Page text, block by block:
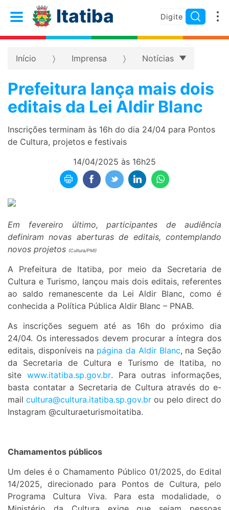
Itatiba
Início Imprensa Notícias
Prefeitura lança mais dois
editais da Lei Aldir Blanc
Inscrições terminam às 16h do dia 24/04 para Pontos
de Cultura, projetos e festivais
14/04/2025 às 16h25
Em fevereiro último, participantes de audiência
definiram novas aberturas de editais, contemplando
novos projetos (Cultura/PMI)
A Prefeitura de Itatiba, por meio da Secretaria de
Cultura e Turismo, lançou mais dois editais, referentes
ao saldo remanescente da Lei Aldir Blanc, como é
conhecida a Política Pública Aldir Blanc – PNAB.
As inscrições seguem até as 16h do próximo dia
24/04. Os interessados devem procurar a íntegra dos
editais, disponíveis na página da Aldir Blanc, na Seção
da Secretaria de Cultura e Turismo de Itatiba, no
site www.itatiba.sp.gov.br. Para outras informações,
basta contatar a Secretaria de Cultura através do e-
mailcultura@cultura.itatiba.sp.gov.br ou pelo direct do
Instagram @culturaeturismoitatiba.
Chamamentos públicos
Um deles é o Chamamento Público 01/2025, do Edital
14/2025, direcionado para Pontos de Cultura, pelo
Programa Cultura Viva. Para esta modalidade, o